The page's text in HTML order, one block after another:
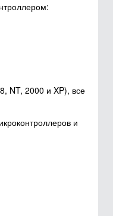
NT, 2000 и XP), все
и